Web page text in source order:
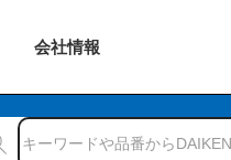
会社情報